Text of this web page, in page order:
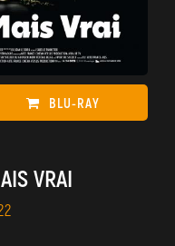
BLU-RAY
VRAI